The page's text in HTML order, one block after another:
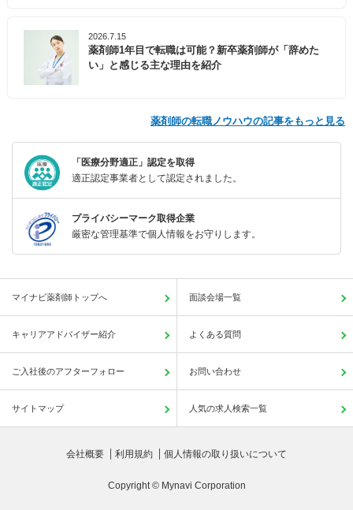
2026.7.15
薬剤師1年目で転職は可能？新卒薬剤師が「辞めた
い」と感じる主な理由を紹介
薬剤師の転職ノウハウの記事をもっと見る
「医療分野適正」認定を取得
適正認定事業者として認定されました。
プライバシーマーク取得企業
厳密な管理基準で個人情報をお守りします。
マイナビ薬剤師トップへ 面談会場一覧
キャリアアドバイザー紹介 よくある質問
ご入社後のアフターフォロー お問い合わせ
サイトマップ 人気の求人検索一覧
会社概要 利用規約 個人情報の取り扱いについて
Copyright © Mynavi Corporation